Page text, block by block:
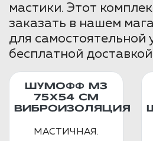
мастики. Этот
заказать в нашем
для самостоятельной
бесплатной
ШУМОФФ М3
75Х54 СМ
ВИБРОИЗОЛЯЦИЯ
МАСТИЧНАЯ.